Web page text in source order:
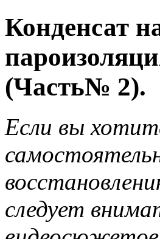
Конденсат
(Часть№ 2).
Если вы
следует